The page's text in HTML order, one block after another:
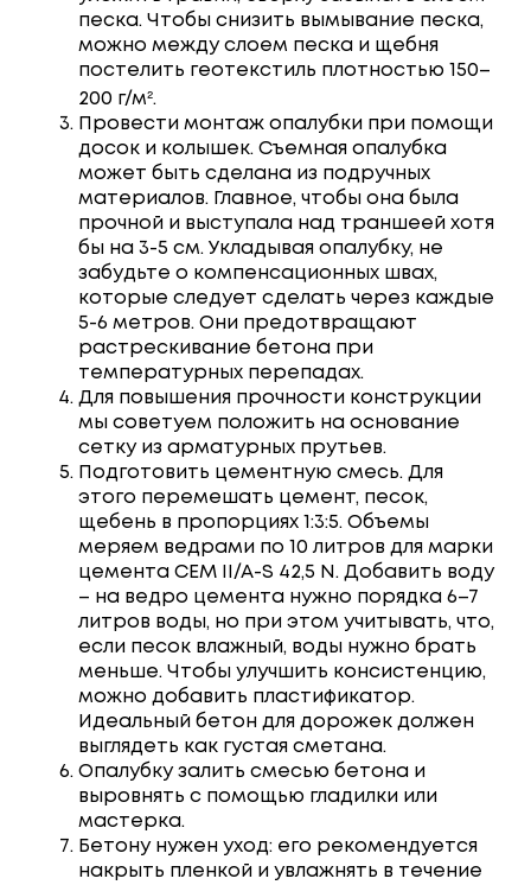
песка. Чтобы снизить вымывание песка,
можно между слоем песка и щебня
постелить геотекстиль плотностью 150–
200 г/м².
Провести монтаж опалубки при помощи
досок и колышек. Съемная опалубка
может быть сделана из подручных
материалов. Главное, чтобы она была
прочной и выступала над траншеей хотя
бы на 3-5 см. Укладывая опалубку, не
забудьте о компенсационных швах,
которые следует сделать через каждые
5-6 метров. Они предотвращают
растрескивание бетона при
температурных перепадах.
Для повышения прочности конструкции
мы советуем положить на основание
сетку из арматурных прутьев.
Подготовить цементную смесь. Для
этого перемешать цемент, песок,
щебень в пропорциях 1:3:5. Объемы
меряем ведрами по 10 литров для марки
цемента CEM II/A-S 42,5 N. Добавить воду
– на ведро цемента нужно порядка 6–7
литров воды, но при этом учитывать, что,
если песок влажный, воды нужно брать
меньше. Чтобы улучшить консистенцию,
можно добавить пластификатор.
Идеальный бетон для дорожек должен
выглядеть как густая сметана.
Опалубку залить смесью бетона и
выровнять с помощью гладилки или
мастерка.
Бетону нужен уход: его рекомендуется
накрыть пленкой и увлажнять в течение